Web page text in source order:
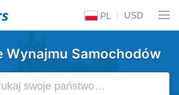
PL USD
Wynajmu Samochodów